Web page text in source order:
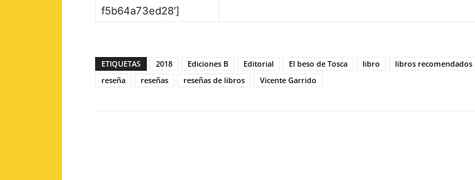
f5b64a73ed28′]
ETIQUETAS 2018 Ediciones B Editorial El beso de Tosca libro libros recomendados
reseña
reseñas reseñas de libros Vicente Garrido